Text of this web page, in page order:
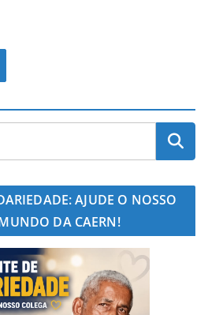
AJUDE O NOSSO
DA CAERN!